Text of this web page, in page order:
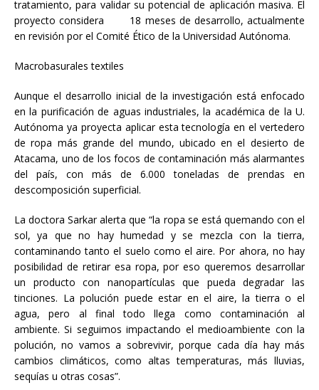
tratamiento, para validar su potencial de aplicación masiva. El
proyecto considera 18 meses de desarrollo, actualmente
en revisión por el Comité Ético de la Universidad Autónoma.
Macrobasurales textiles
Aunque el desarrollo inicial de la investigación está enfocado
en la purificación de aguas industriales, la académica de la U.
Autónoma ya proyecta aplicar esta tecnología en el vertedero
de ropa más grande del mundo, ubicado en el desierto de
Atacama, uno de los focos de contaminación más alarmantes
del país, con más de 6.000 toneladas de prendas en
descomposición superficial.
La doctora Sarkar alerta que “la ropa se está quemando con el
sol, ya que no hay humedad y se mezcla con la tierra,
contaminando tanto el suelo como el aire. Por ahora, no hay
posibilidad de retirar esa ropa, por eso queremos desarrollar
un producto con nanopartículas que pueda degradar las
tinciones. La polución puede estar en el aire, la tierra o el
agua, pero al final todo llega como contaminación al
ambiente. Si seguimos impactando el medioambiente con la
polución, no vamos a sobrevivir, porque cada día hay más
cambios climáticos, como altas temperaturas, más lluvias,
sequías u otras cosas”.